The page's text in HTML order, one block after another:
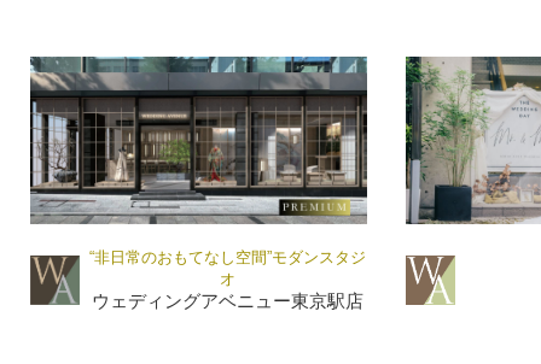
“非日常のおもてなし空間”モダンスタジ
オ
ウェディングアベニュー東京駅店